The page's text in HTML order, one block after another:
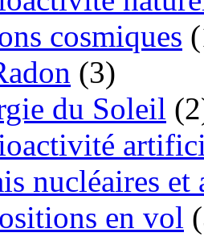
cosmiques
(3)
du Soleil
nucléaires et
en vol